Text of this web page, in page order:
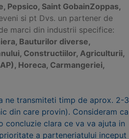
Pepsico, Saint GobainZoppas,
si pt Dvs. un partener de
marci din industrii specifice:
Bauturilor diverse,
Constructiilor, Agriculturii,
Horeca, Carmangeriei,
ne transmiteti timp de aprox. 2-3
din care provin). Consideram ca
concluzie clara ce va va ajuta in
a parteneriatului inceput